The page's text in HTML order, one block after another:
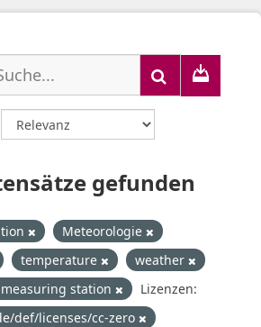
gefunden
Meteorologie
temperature
weather
station
Lizenzen:
def/licenses/cc-zero